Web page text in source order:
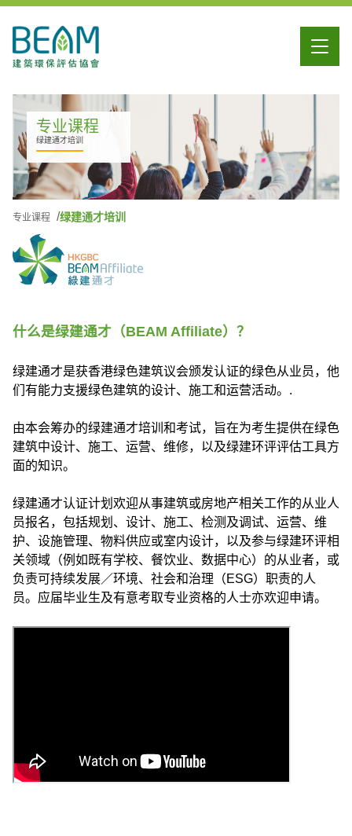
专业课程
绿建通才培训
专业课程 绿建通才培训
什么是绿建通才（BEAM Affiliate）？
绿建通才是获香港绿色建筑议会颁发认证的绿色从业员，他
们有能力支援绿色建筑的设计、施工和运营活动。.
由本会筹办的绿建通才培训和考试，旨在为考生提供在绿色
建筑中设计、施工、运营、维修，以及绿建环评评估工具方
面的知识。
绿建通才认证计划欢迎从事建筑或房地产相关工作的从业人
员报名，包括规划、设计、施工、检测及调试、运营、维
护、设施管理、物料供应或室内设计，以及参与绿建环评相
关领域（例如既有学校、餐饮业、数据中心）的从业者，或
负责可持续发展／环境、社会和治理（ESG）职责的人
员。应届毕业生及有意考取专业资格的人士亦欢迎申请。